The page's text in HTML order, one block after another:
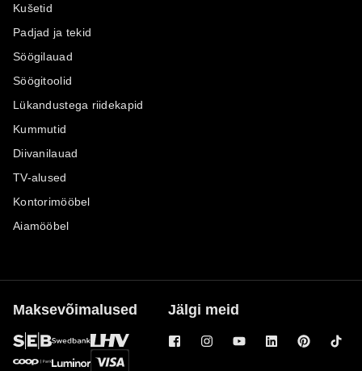
Kušetid
Padjad ja tekid
Söögilauad
Söögitoolid
Lükandustega riidekapid
Kummutid
Diivanilauad
TV-alused
Kontorimööbel
Aiamööbel
Maksevõimalused Jälgi meid